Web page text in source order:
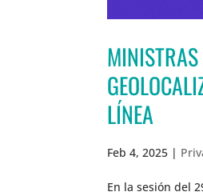
MINISTRAS
LÍNEA
Feb 4, 2025 |
En la sesión del